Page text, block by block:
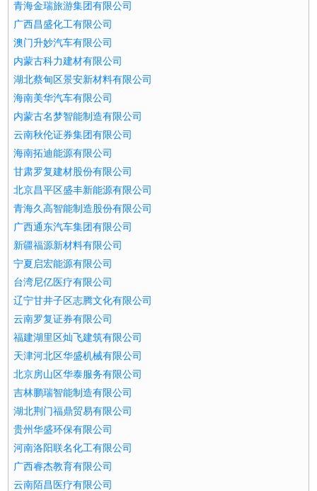
青海金瑞旅游集团有限公司
广西昌盛化工有限公司
澳门升妙汽车有限公司
内蒙古科力建材有限公司
湖北蔡甸区景安新材料有限公司
海南美华汽车有限公司
内蒙古名梦智能制造有限公司
云南秋伦证券集团有限公司
海南拓迪能源有限公司
甘肃罗复建材股份有限公司
北京昌平区盛丰新能源有限公司
青海久高智能制造股份有限公司
广西通东汽车集团有限公司
新疆福源新材料有限公司
宁夏启宏能源有限公司
台湾尼亿医疗有限公司
辽宁甘井子区志腾文化有限公司
云南罗复证券有限公司
福建湖里区灿飞建筑有限公司
天津河北区华盛机械有限公司
北京房山区华泰服务有限公司
吉林鹏瑞智能制造有限公司
湖北荆门福鼎贸易有限公司
贵州华盛环保有限公司
河南洛阳联名化工有限公司
广西睿杰教育有限公司
云南陌昌医疗有限公司